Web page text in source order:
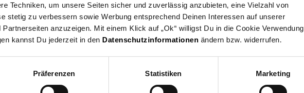
Techniken, um unsere Seiten sicher und zuverlässig anzubieten, eine Vielzahl von
stetig zu verbessern sowie Werbung entsprechend Deinen Interessen auf unserer
anzuzeigen. Mit einem Klick auf „Ok“ willigst Du in die Cookie Verwendung
kannst Du jederzeit in den Datenschutzinformationen ändern bzw. widerrufen.
Präferenzen Statistiken Marketing